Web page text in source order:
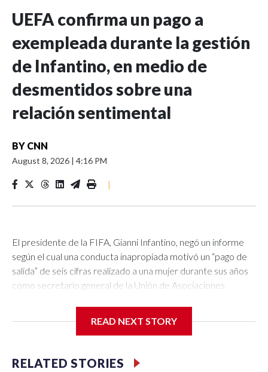
UEFA confirma un pago a
exempleada durante la gestión
de Infantino, en medio de
desmentidos sobre una
relación sentimental
BY CNN
August 8, 2026 | 4:16 PM
|
El presidente de la FIFA, Gianni Infantino, negó un informe
según el cual una conducta inapropiada motivó un “pago de
salida” de seis cifras realizado a una mujer durante sus años
como secretario general de la Unión de Asociaciones
irregular en ese momento, desde entonces las regulaciones
Telegraph fue el primero en informar sobre las acusaciones
READ NEXT STORY
RELATED STORIES